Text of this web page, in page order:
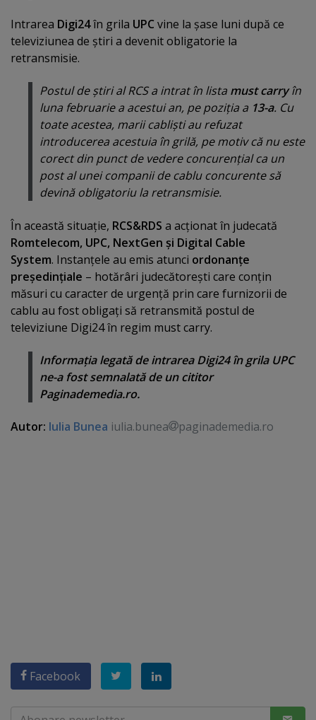
Intrarea Digi24în grila UPC vine la şase luni după ce
televiziunea de ştiri a devenit obligatorie la
retransmisie.
Postul de ştiri al RCS a intrat în lista must carryîn
luna februarie a acestui an, pe poziţia a 13-a. Cu
toate acestea, marii cablişti au refuzat
introducerea acestuia în grilă, pe motiv că nu este
corect din punct de vedere concurenţial ca un
post al unei companii de cablu concurente să
devină obligatoriu la retransmisie.
În această situaţie, RCS&RDS a acţionat în judecată
Romtelecom, UPC, NextGen şi Digital Cable
System. Instanţele au emis atunci ordonanţe
preşedinţiale – hotărâri judecătoreşti care conţin
măsuri cu caracter de urgenţă prin care furnizorii de
cablu au fost obligaţi să retransmită postul de
televiziune Digi24 în regim must carry.
Informaţia legată de intrarea Digi24 în grila UPC
ne-a fost semnalată de un cititor
Paginademedia.ro.
Autor: Iulia Bunea iulia.bunea paginademedia.ro
Facebook